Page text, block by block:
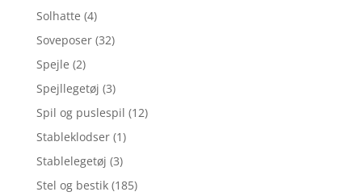
Solhatte (4)
Soveposer (32)
Spejle (2)
Spejllegetøj (3)
Spil og puslespil (12)
Stableklodser (1)
Stablelegetøj (3)
Stel og bestik (185)